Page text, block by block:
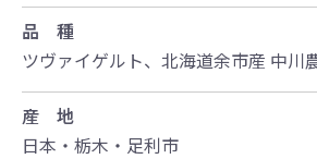
品 種
ツヴァイゲルト、北海道余市産 中川
産 地
日本・栃木・足利市